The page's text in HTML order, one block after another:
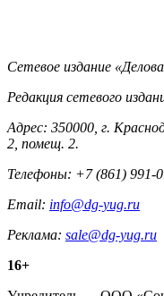
Контакты
Сетевое издание
Редакция сетевого
Адрес: 350000, г.
2, помещ. 2.
Телефоны: +7 (861) 991-
Email: info@dg-yug.ru
Реклама: sale@dg-yug.ru
Информация
16+